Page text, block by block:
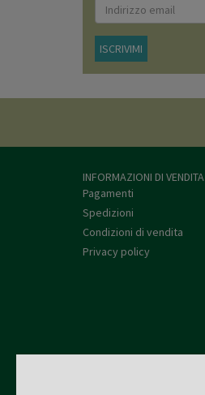
ISCRIVIMI
INFORMAZIONI DI VENDITA
Pagamenti
Spedizioni
Condizioni di vendita
Privacy policy